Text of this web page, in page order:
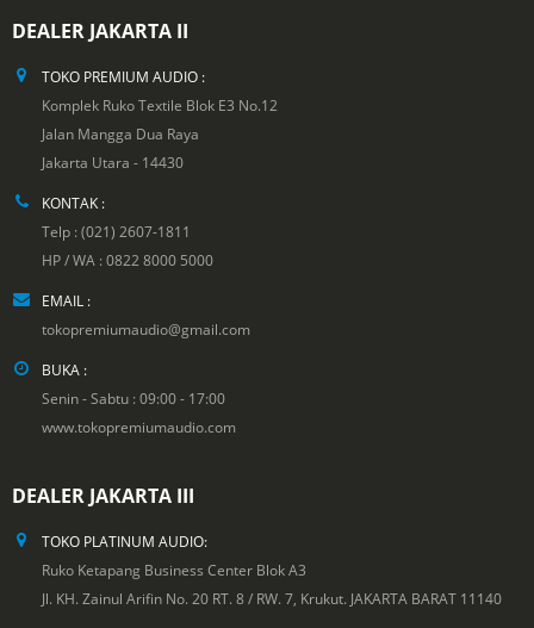
DEALER JAKARTA II
TOKO PREMIUM AUDIO :
Komplek Ruko Textile Blok E3 No.12
Jalan Mangga Dua Raya
Jakarta Utara - 14430
KONTAK :
Telp : (021) 2607-1811
HP / WA : 0822 8000 5000
EMAIL :
tokopremiumaudio@gmail.com
BUKA :
Senin - Sabtu : 09:00 - 17:00
www.tokopremiumaudio.com
DEALER JAKARTA III
TOKO PLATINUM AUDIO:
Ruko Ketapang Business Center Blok A3
Jl. KH. Zainul Arifin No. 20 RT. 8 / RW. 7, Krukut. JAKARTA BARAT 11140